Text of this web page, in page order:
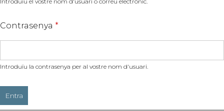
Contrasenya *
Introduïu la contrasenya per al vostre nom d'usuari.